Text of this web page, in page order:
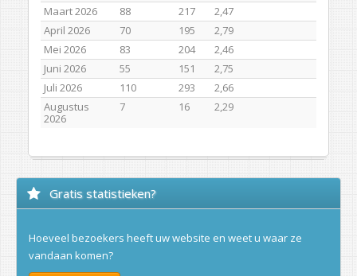
Maart 2026
88 217
2,47
April 2026
70 195
2,79
Mei 2026
83 204
2,46
Juni 2026
55 151
2,75
Juli 2026
110 293
2,66
Augustus
2026
7 16 2,29
Gratis statistieken?
Hoeveel bezoekers heeft uw website en weet u waar ze
vandaan komen?